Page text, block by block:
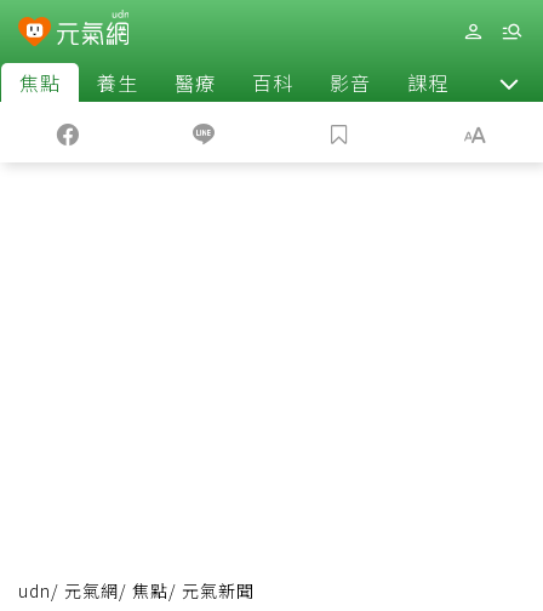
焦點 養生 醫療 百科 影音 課程 退休
udn/ 元氣網/ 焦點/ 元氣新聞